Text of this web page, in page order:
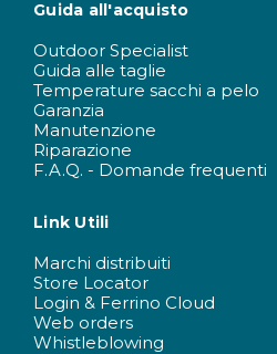
Guida all'acquisto
Outdoor Specialist
Guida alle taglie
Temperature sacchi a pelo
Garanzia
Manutenzione
Riparazione
F.A.Q. - Domande frequenti
Link Utili
Marchi distribuiti
Store Locator
Login & Ferrino Cloud
Web orders
Whistleblowing